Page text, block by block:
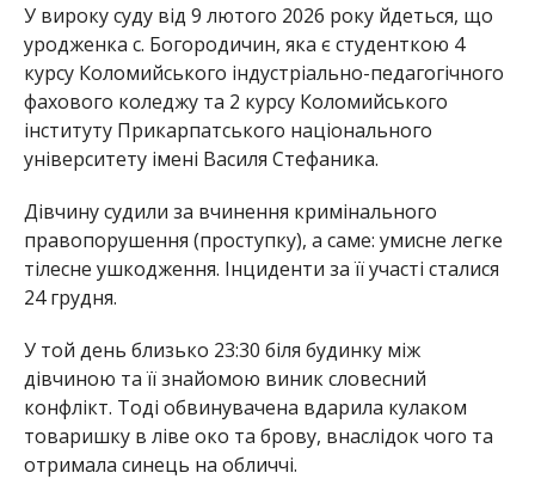
У вироку суду від 9 лютого 2026 року йдеться, що
уродженка с. Богородичин, яка є студенткою 4
курсу Коломийського індустріально-педагогічного
фахового коледжу та 2 курсу Коломийського
інституту Прикарпатського національного
університету імені Василя Стефаника.
Дівчину судили за вчинення кримінального
правопорушення (проступку), а саме: умисне легке
тілесне ушкодження. Інциденти за її участі сталися
24 грудня.
У той день близько 23:30 біля будинку між
дівчиною та її знайомою виник словесний
конфлікт. Тоді обвинувачена вдарила кулаком
товаришку в ліве око та брову, внаслідок чого та
отримала синець на обличчі.